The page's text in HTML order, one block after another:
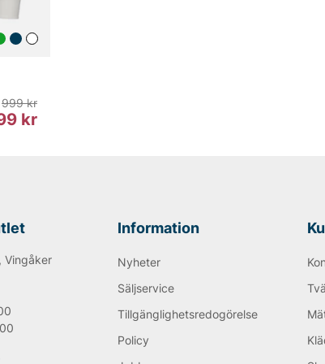
kr
999 kr
Vingåker
Information
Nyheter
Säljservice
Tillgänglighetsredogörelse
Policy